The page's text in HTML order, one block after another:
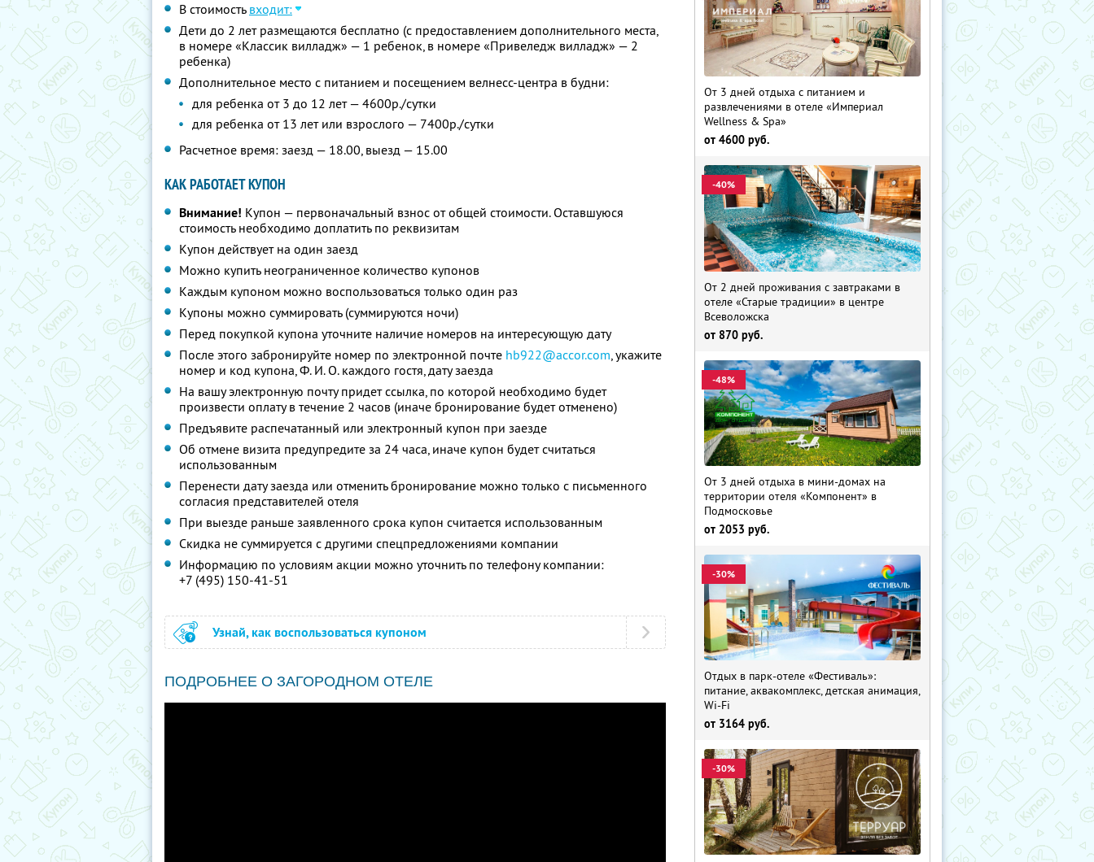
В стоимость входит:
Дети до 2 лет размещаются бесплатно (с предоставлением дополнительного места,
в номере «Классик вилладж» — 1 ребенок, в номере «Привеледж вилладж» — 2
ребенка)
Дополнительное место с питанием и посещением велнесс-центра в будни:
для ребенка от 3 до 12 лет — 4600р./сутки
для ребенка от 13 лет или взрослого — 7400р./сутки
Расчетное время: заезд — 18.00, выезд — 15.00
КАК РАБОТАЕТ КУПОН
Внимание! Купон — первоначальный взнос от общей стоимости. Оставшуюся
стоимость необходимо доплатить по реквизитам
Купон действует на один заезд
Можно купить неограниченное количество купонов
Каждым купоном можно воспользоваться только один раз
Купоны можно суммировать (суммируются ночи)
Перед покупкой купона уточните наличие номеров на интересующую дату
После этого забронируйте номер по электронной почте hb922@accor.com,укажите
номер и код купона,Ф. И. О.каждого гостя, дату заезда
На вашу электронную почту придет ссылка, по которой необходимо будет
произвести оплату в течение 2 часов (иначе бронирование будет отменено)
Предъявите распечатанный или электронный купон при заезде
Об отмене визита предупредите за 24 часа, иначе купон будет считаться
использованным
Перенести дату заезда или отменить бронирование можно только с письменного
согласия представителей отеля
При выезде раньше заявленного срока купон считается использованным
Скидка не суммируется с другими спецпредложениями компании
Информацию по условиям акции можно уточнить по телефону компании:
+7 (495) 150-41-51
Узнай, как воспользоваться купоном
ПОДРОБНЕЕ О ЗАГОРОДНОМ ОТЕЛЕ
От 3 дней отдыха с питанием и
развлечениями в отеле «Империал
Wellness & Spa»
от 4600 руб.
-40%
От 2 дней проживания с завтраками в
отеле «Старые традиции» в центре
Всеволожска
от 870 руб.
-48%
От 3 дней отдыха в мини-домах на
территории отеля «Компонент» в
Подмосковье
от 2053 руб.
-30%
Отдых в парк-отеле «Фестиваль»:
питание, аквакомплекс, детская анимация,
Wi-Fi
от 3164 руб.
-30%